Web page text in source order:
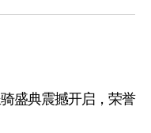
盛典震撼开启，荣誉